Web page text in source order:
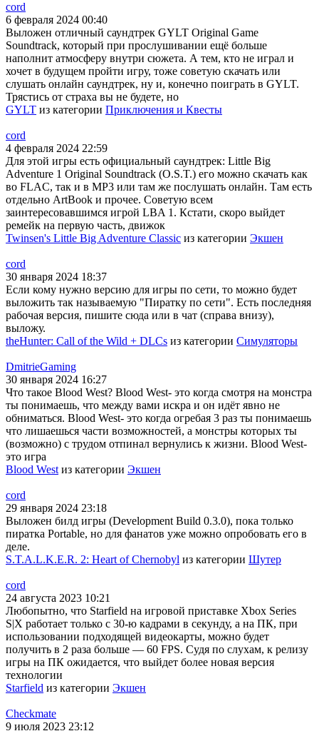
cord
6 февраля 2024 00:40
Выложен отличный саундтрек GYLT Original Game
Soundtrack, который при прослушивании ещё больше
наполнит атмосферу внутри сюжета. А тем, кто не играл и
хочет в будущем пройти игру, тоже советую скачать или
слушать онлайн саундтрек, ну и, конечно поиграть в GYLT.
Трястись от страха вы не будете, но
GYLT из категории Приключения и Квесты
cord
4 февраля 2024 22:59
Для этой игры есть официальный саундтрек: Little Big
Adventure 1 Original Soundtrack (O.S.T.) его можно скачать как
во FLAC, так и в MP3 или там же послушать онлайн. Там есть
отдельно ArtBook и прочее. Советую всем
заинтересовавшимся игрой LBA 1. Кстати, скоро выйдет
ремейк на первую часть, движок
Twinsen's Little Big Adventure Classic из категории Экшен
cord
30 января 2024 18:37
Если кому нужно версию для игры по сети, то можно будет
выложить так называемую "Пиратку по сети". Есть последняя
рабочая версия, пишите сюда или в чат (справа внизу),
выложу.
theHunter: Call of the Wild + DLCs из категории Симуляторы
DmitrieGaming
30 января 2024 16:27
Что такое Blood West? Blood West- это когда смотря на монстра
ты понимаешь, что между вами искра и он идёт явно не
обниматься. Blood West- это когда огребая 3 раз ты понимаешь
что лишаешься части возможностей, а монстры которых ты
(возможно) с трудом отпинал вернулись к жизни. Blood West-
это игра
Blood West из категории Экшен
cord
29 января 2024 23:18
Выложен билд игры (Development Build 0.3.0), пока только
пиратка Portable, но для фанатов уже можно опробовать его в
деле.
S.T.A.L.K.E.R. 2: Heart of Chernobyl из категории Шутер
cord
24 августа 2023 10:21
Любопытно, что Starfield на игровой приставке Xbox Series
S|X работает только с 30-ю кадрами в секунду, а на ПК, при
использовании подходящей видеокарты, можно будет
получить в 2 раза больше — 60 FPS. Судя по слухам, к релизу
игры на ПК ожидается, что выйдет более новая версия
технологии
Starfield из категории Экшен
Checkmate
9 июля 2023 23:12